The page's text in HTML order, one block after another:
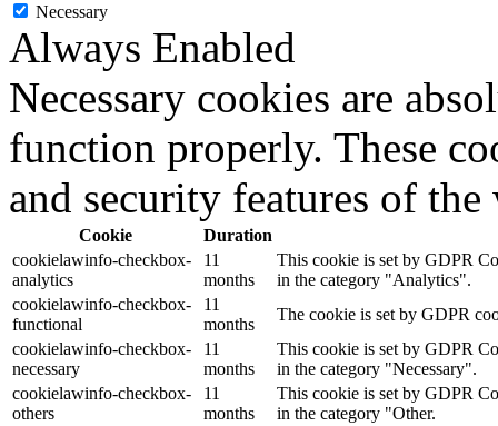
Necessary
Always Enabled
Necessary cookies are
function properly. These
and security features of
Cookie
Duration
cookielawinfo-checkbox-
analytics
11
months
This cookie is set by GDPR
in the category "Analytics".
cookielawinfo-checkbox-
functional
11
months
The cookie is set by GDPR
cookielawinfo-checkbox-
necessary
11
months
This cookie is set by GDPR
in the category "Necessary".
cookielawinfo-checkbox-
others
11
months
This cookie is set by GDPR
in the category "Other.